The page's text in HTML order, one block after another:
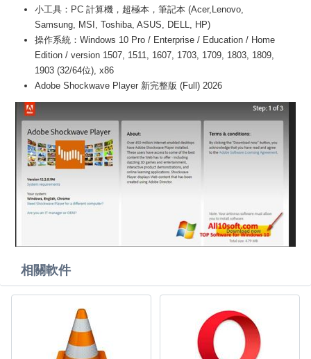
小工具：PC 計算機，超極本，筆記本 (Acer,Lenovo,
Samsung, MSI, Toshiba, ASUS, DELL, HP)
操作系統：Windows 10 Pro / Enterprise / Education / Home
Edition / version 1507, 1511, 1607, 1703, 1709, 1803, 1809,
1903 (32/64位), x86
Adobe Shockwave Player 新完整版 (Full) 2026
相關軟件